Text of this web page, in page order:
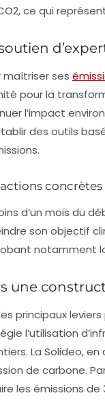
ce qui
maîtriser ses
pour la
l’impact
des outils
actions
d’un mois du
son objectif
notamment
une
principaux
l’utilisation
La Solideo,
de carbone.
les émissions